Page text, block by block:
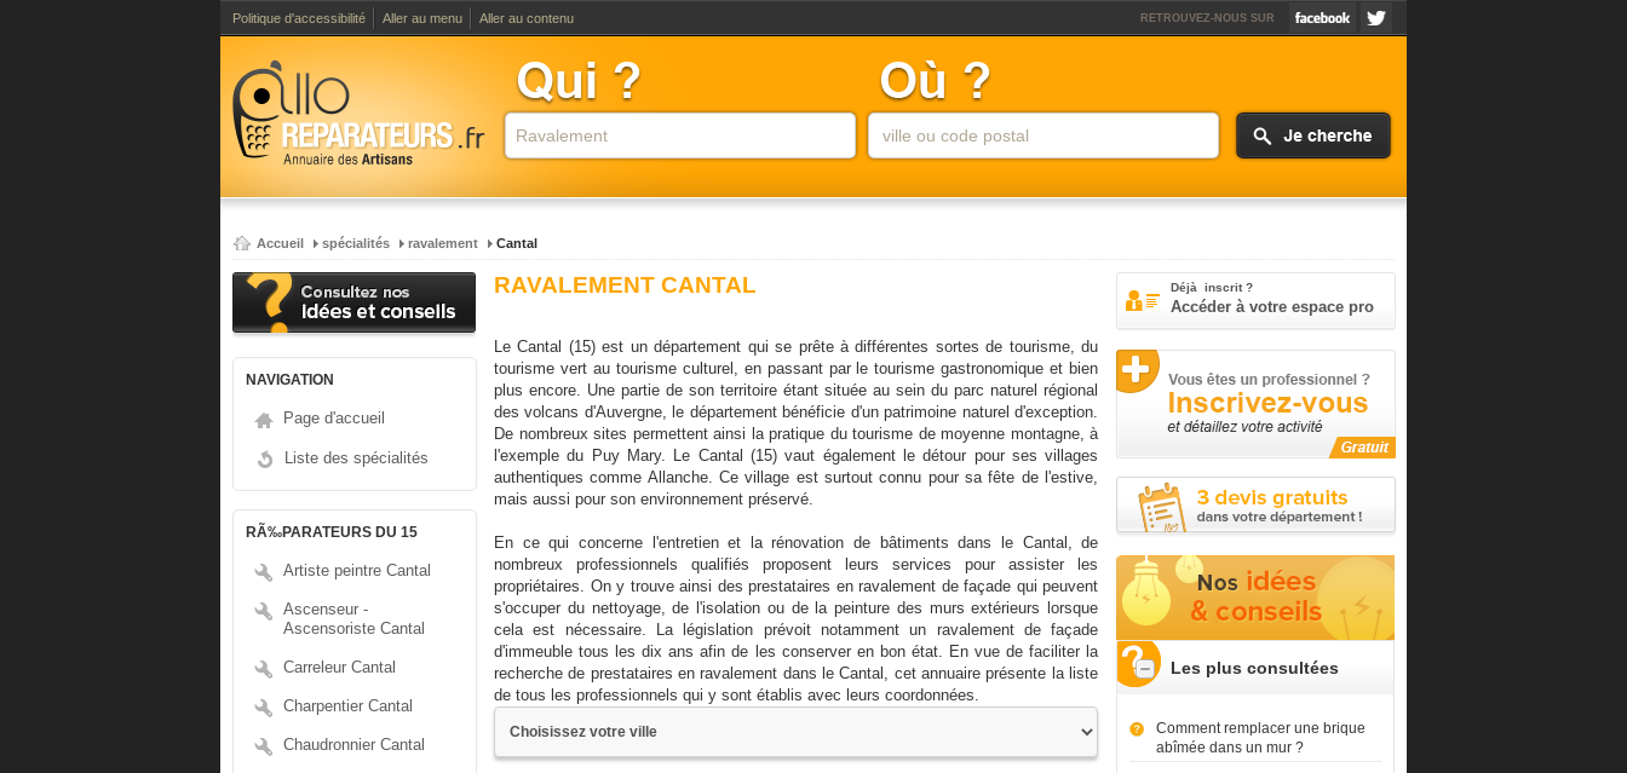
Politique d'accessibilité Aller au menu Aller au contenu RETROUVEZ-NOUS SUR
Accueil spécialités ravalement Cantal
NAVIGATION
Page d'accueil
Liste des spécialités
RÃ‰PARATEURS DU 15
Artiste peintre Cantal
Ascenseur -
Ascensoriste Cantal
Carreleur Cantal
Charpentier Cantal
Chaudronnier Cantal
RAVALEMENT CANTAL
Le Cantal (15) est un département qui se prête à différentes sortes de tourisme, du
tourisme vert au tourisme culturel, en passant par le tourisme gastronomique et bien
plus encore. Une partie de son territoire étant située au sein du parc naturel régional
des volcans d'Auvergne, le département bénéficie d'un patrimoine naturel d'exception.
De nombreux sites permettent ainsi la pratique du tourisme de moyenne montagne, à
l'exemple du Puy Mary. Le Cantal (15) vaut également le détour pour ses villages
authentiques comme Allanche. Ce village est surtout connu pour sa fête de l'estive,
mais aussi pour son environnement préservé.
En ce qui concerne l'entretien et la rénovation de bâtiments dans le Cantal, de
nombreux professionnels qualifiés proposent leurs services pour assister les
propriétaires. On y trouve ainsi des prestataires en ravalement de façade qui peuvent
s'occuper du nettoyage, de l'isolation ou de la peinture des murs extérieurs lorsque
cela est nécessaire. La législation prévoit notamment un ravalement de façade
d'immeuble tous les dix ans afin de les conserver en bon état. En vue de faciliter la
recherche de prestataires en ravalement dans le Cantal, cet annuaire présente la liste
de tous les professionnels qui y sont établis avec leurs coordonnées.
Déjà inscrit ?
Accéder à votre espace pro
Les plus consultées
Comment remplacer une brique
abîmée dans un mur ?